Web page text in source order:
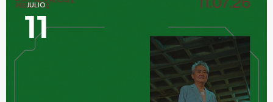
JULIO
11